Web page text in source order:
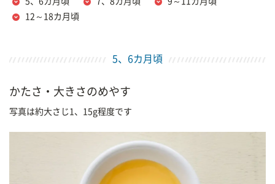
12～18カ月頃
5、6カ月頃
かたさ・大きさのめやす
写真は約大さじ1、15g程度です